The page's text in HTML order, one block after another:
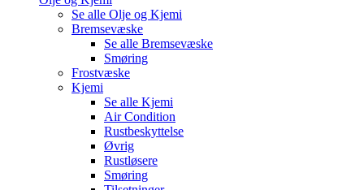
Se alle Olje og Kjemi
Bremsevæske
Se alle Bremsevæske
Smøring
Frostvæske
Kjemi
Se alle Kjemi
Air Condition
Rustbeskyttelse
Øvrig
Rustløsere
Smøring